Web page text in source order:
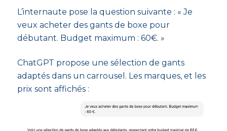
L’internaute pose la question suivante : « Je
veux acheter des gants de boxe pour
débutant. Budget maximum : 60€. »
ChatGPT propose une sélection de gants
adaptés dans un carrousel. Les marques, et les
prix sont affichés :